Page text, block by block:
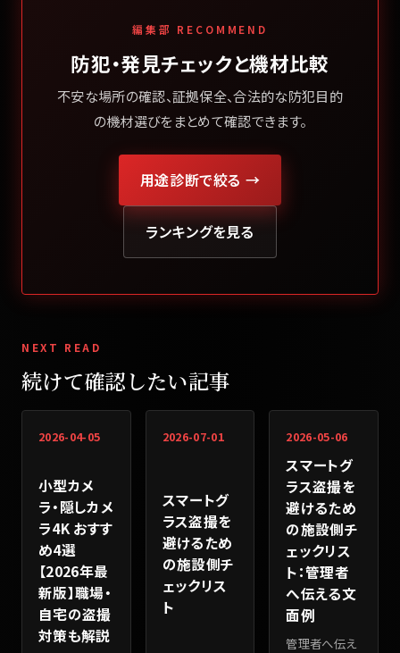
編集部 RECOMMEND
防犯・発見チェックと機材比較
不安な場所の確認、証拠保全、合法的な防犯目的
の機材選びをまとめて確認できます。
用途診断で絞る →
ランキングを見る
NEXT READ
続けて確認したい記事
2026-04-05
小型カメ
ラ・隠しカメ
ラ4K おすす
め4選
【2026年最
新版】職場・
自宅の盗撮
対策も解説
2026-07-01
スマートグ
ラス盗撮を
避けるため
の施設側チ
ェックリス
ト
2026-05-06
スマートグ
ラス盗撮を
避けるため
の施設側チ
ェックリス
ト：管理者
へ伝える文
面例
管理者へ伝え